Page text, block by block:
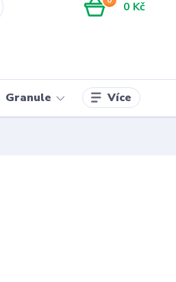
0 Kč
Granule Více